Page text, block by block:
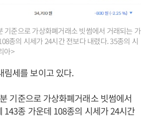
준으로 가상화폐거래소 빗썸에서 거래되는 가
종의 시세가 24시간 전보다 내렸다. 35종의 시
아>
림세를 보이고 있다.
기준으로 가상화폐거래소 빗썸에서
143종 가운데 108종의 시세가 24시간